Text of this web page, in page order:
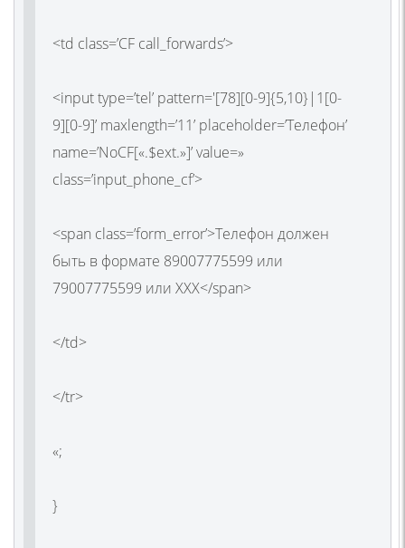
<td class=’CF call_forwards’>
<input type=’tel’ pattern='[78][0-9]{5,10}|1[0-
9][0-9]’ maxlength=’11’ placeholder=’Телефон’
name=’NoCF[«.$ext.»]’ value=»
class=’input_phone_cf’>
<span class=’form_error’>Телефон должен
быть в формате 89007775599 или
79007775599 или ХХХ</span>
</td>
</tr>
«;
}